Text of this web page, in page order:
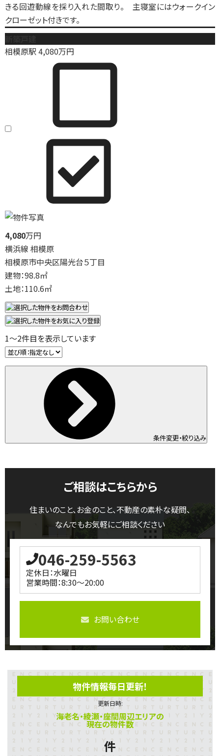
きる回遊動線を採り入れた間取り。 主寝室にはウォークイン
クローゼット付きです。
相模原駅4,080万円
4,080万円
横浜線 相模原
相模原市中央区陽光台５丁目
建物：98.8㎡
土地：110.6㎡
1～2件目を表示しています
条件変更・絞り込み
ご相談はこちらから
住まいのこと、お金のこと、不動産の素朴な疑問、
なんでもお気軽にご相談ください
046-259-5563
定休日：水曜日
営業時間：8:30～20:00
お問い合わせ
物件情報毎日更新！
更新日時:
海老名・綾瀬・座間周辺エリアの
現在の物件数
件